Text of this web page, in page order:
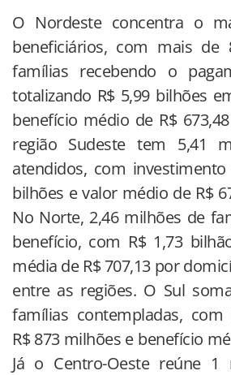
O Nordeste concentra o
beneficiários, com mais de
famílias recebendo o
totalizando R$ 5,99 bilhões
benefício médio de R$
região Sudeste tem 5,41
atendidos, com
bilhões e valor médio de R$
No Norte, 2,46 milhões de
benefício, com R$ 1,73
média de R$ 707,13 por
entre as regiões. O Sul
famílias contempladas,
R$ 873 milhões e benefício
Já o Centro-Oeste reúne